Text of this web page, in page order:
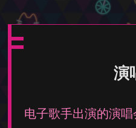
演
电子歌手出演的演唱